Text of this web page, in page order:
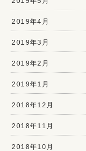
2019年4月
2019年3月
2019年2月
2019年1月
2018年12月
2018年11月
2018年10月